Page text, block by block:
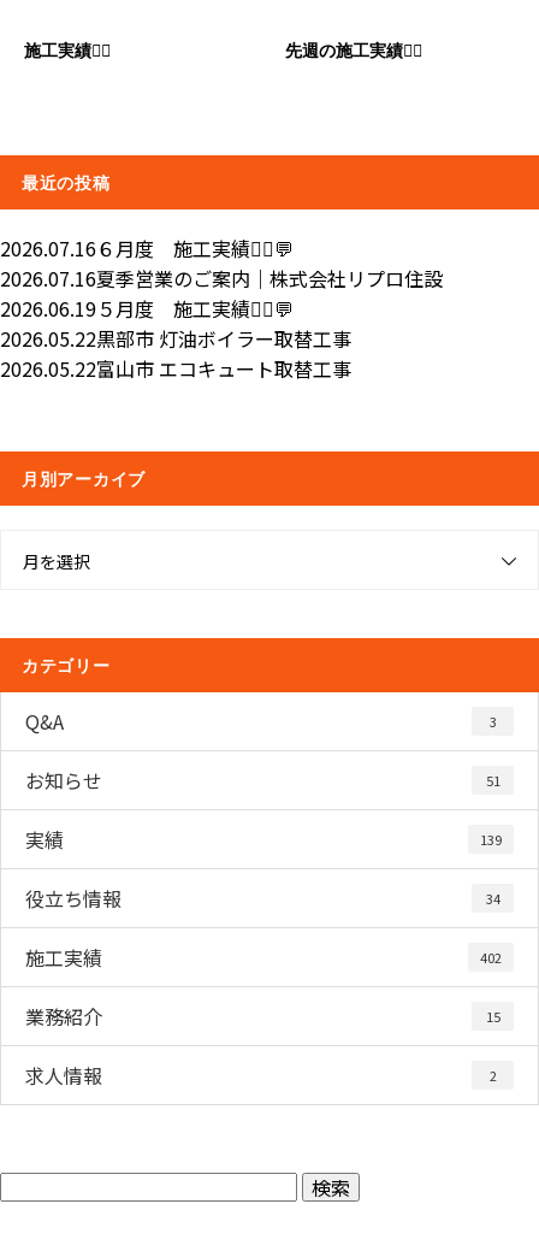
施工実績👷‍♂️ 先週の施工実績👷‍♂️
最近の投稿
2026.07.16６月度 施工実績👷‍♂️💬
2026.07.16夏季営業のご案内｜株式会社リプロ住設
2026.06.19５月度 施工実績👷‍♂️💬
2026.05.22黒部市 灯油ボイラー取替工事
2026.05.22富山市 エコキュート取替工事
月別アーカイブ
月を選択
カテゴリー
Q&A 3
お知らせ 51
実績 139
役立ち情報 34
施工実績 402
業務紹介 15
求人情報 2